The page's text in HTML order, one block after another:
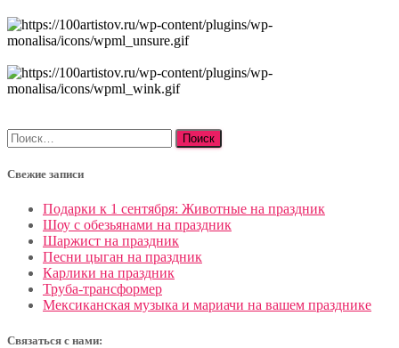
Найти:
Свежие записи
Подарки к 1 сентября: Животные на праздник
Шоу с обезьянами на праздник
Шаржист на праздник
Песни цыган на праздник
Карлики на праздник
Труба-трансформер
Мексиканская музыка и мариачи на вашем празднике
Связаться с нами: